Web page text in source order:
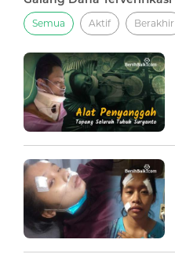
Semua Aktif Berakhir